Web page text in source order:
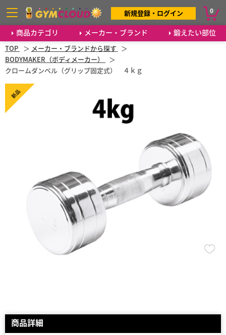
商品カテゴリ メーカー・ブランド 鍛えたい部位
新規登録・ログイン 0
TOP
メーカー・ブランドから探す
BODYMAKER（ボディメーカー）
クロームダンベル（グリップ固定式） ４ｋｇ
新品
商品詳細